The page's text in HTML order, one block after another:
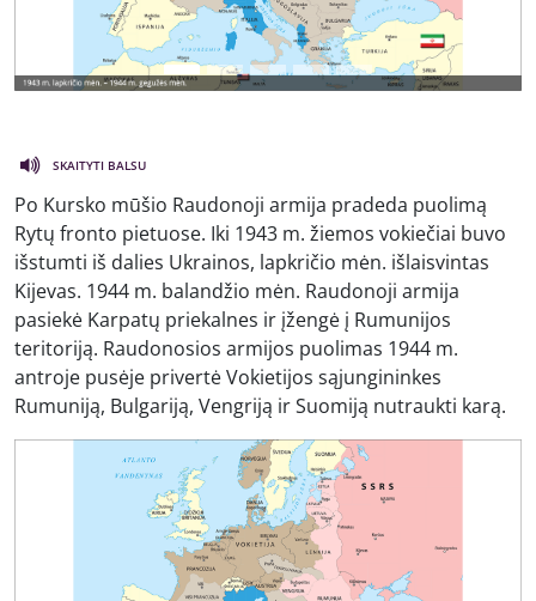
SKAITYTI BALSU
Po Kursko mūšio Raudonoji armija pradeda puolimą
Rytų fronto pietuose. Iki 1943 m. žiemos vokiečiai buvo
išstumti iš dalies Ukrainos, lapkričio mėn. išlaisvintas
Kijevas. 1944 m. balandžio mėn. Raudonoji armija
pasiekė Karpatų priekalnes ir įžengė į Rumunijos
teritoriją. Raudonosios armijos puolimas 1944 m.
antroje pusėje privertė Vokietijos sąjungininkes
Rumuniją, Bulgariją, Vengriją ir Suomiją nutraukti karą.